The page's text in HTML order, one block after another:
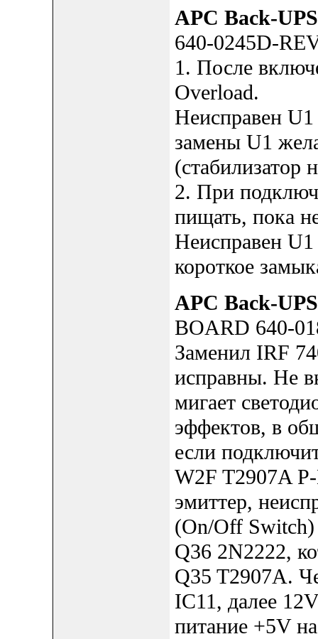
APC Back-
640-0245D-
1. После
Overload.
Неисправен
замены U1
(стабилизатор
2. При
пищать, пока
Неисправен
короткое
APC Back-
BOARD 640-
Заменил IRF
исправны. Не
мигает
эффектов, в
если
W2F T2907A
эмиттер,
(On/Off Switch)
Q36 2N2222,
Q35 T2907A.
IC11, далее
питание +5V